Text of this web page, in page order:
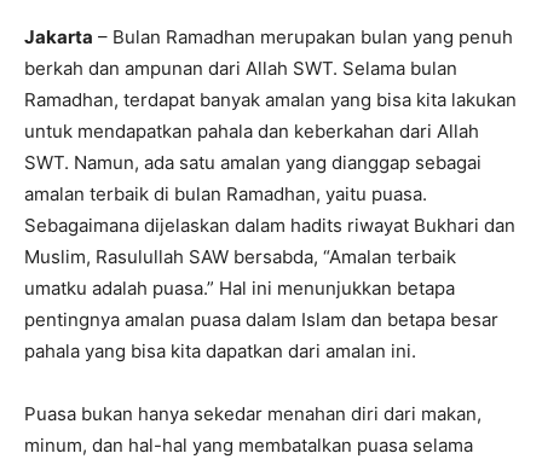
Jakarta – Bulan Ramadhan merupakan bulan yang penuh
berkah dan ampunan dari Allah SWT. Selama bulan
Ramadhan, terdapat banyak amalan yang bisa kita lakukan
untuk mendapatkan pahala dan keberkahan dari Allah
SWT. Namun, ada satu amalan yang dianggap sebagai
amalan terbaik di bulan Ramadhan, yaitu puasa.
Sebagaimana dijelaskan dalam hadits riwayat Bukhari dan
Muslim, Rasulullah SAW bersabda, “Amalan terbaik
umatku adalah puasa.” Hal ini menunjukkan betapa
pentingnya amalan puasa dalam Islam dan betapa besar
pahala yang bisa kita dapatkan dari amalan ini.
Puasa bukan hanya sekedar menahan diri dari makan,
minum, dan hal-hal yang membatalkan puasa selama